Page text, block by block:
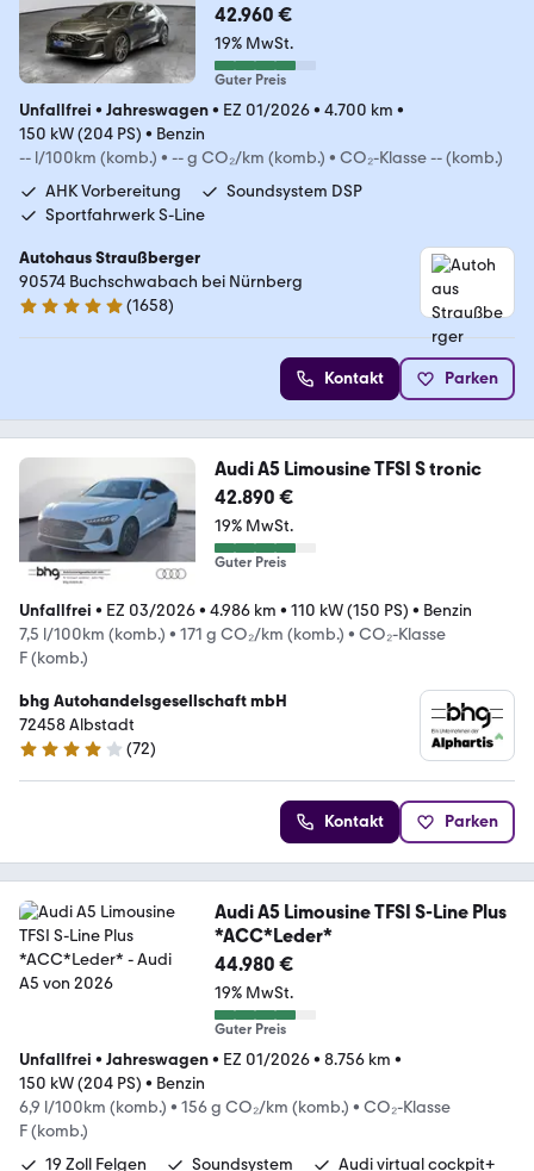
42.960 €
19% MwSt.
Guter Preis
Unfallfrei • Jahreswagen• EZ 01/2026• 4.700 km •
150 kW (204 PS) • Benzin
-- l/100km (komb.) • -- g CO₂/km (komb.) • CO₂-Klasse -- (komb.)
AHK Vorbereitung
Soundsystem DSP
Sportfahrwerk S-Line
Autohaus Straußberger
90574 Buchschwabach bei Nürnberg
4.9 Sterne
(1658)
Kontakt Parken
Audi A5 Limousine TFSI S tronic
42.890 €
19% MwSt.
Guter Preis
Unfallfrei • EZ 03/2026• 4.986 km • 110 kW (150 PS) • Benzin
7,5 l/100km (komb.) • 171 g CO₂/km (komb.) • CO₂-Klasse
F (komb.)
bhg Autohandelsgesellschaft mbH
72458 Albstadt
4.2 Sterne
(72)
Kontakt Parken
Audi A5 Limousine TFSI S-Line Plus
*ACC*Leder*
44.980 €
19% MwSt.
Guter Preis
Unfallfrei • Jahreswagen• EZ 01/2026• 8.756 km •
150 kW (204 PS) • Benzin
6,9 l/100km (komb.) • 156 g CO₂/km (komb.) • CO₂-Klasse
F (komb.)
19 Zoll Felgen
Soundsystem Audi virtual cockpit+